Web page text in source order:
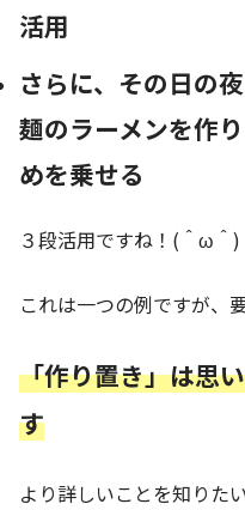
活用
さらに、その日の
麺のラーメンを作
めを乗せる
３段活用ですね！(＾ω＾)
これは一つの例ですが、
「作り置き」は思
す
より詳しいことを知りた